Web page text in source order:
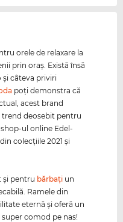
orele de relaxare la
prin oraş. Există însă
şi câteva priviri
poţi demonstra că
acest brand
trend deosebit pentru
ul online Edel-
colecţiile 2021 şi
şi pentru bărbaţi un
Ramele din
eternă şi oferă un
comod pe nas!